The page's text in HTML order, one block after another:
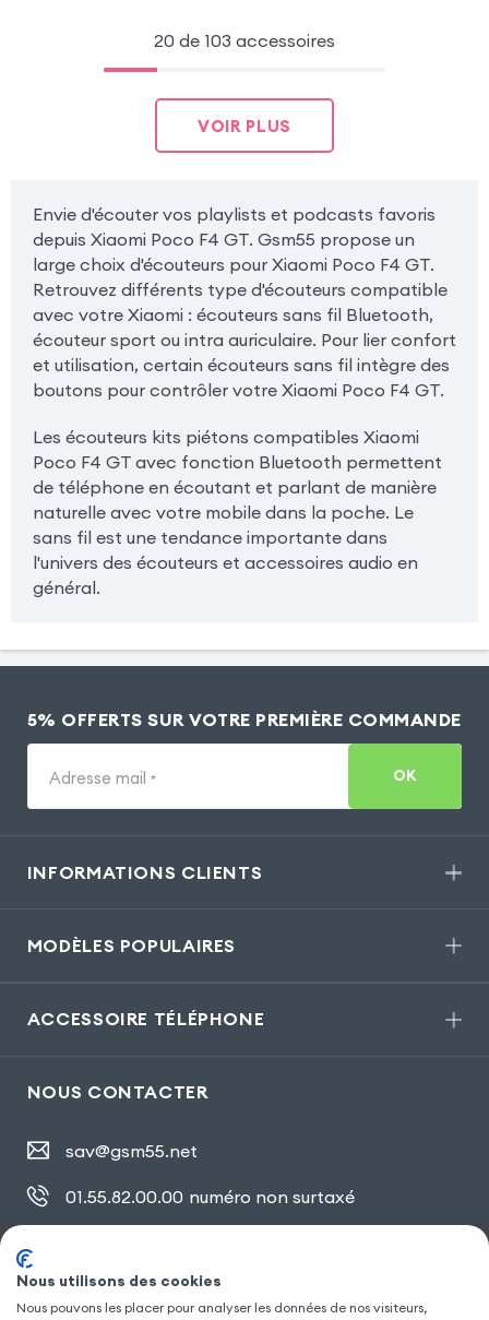
20 de 103 accessoires
VOIR PLUS
Envie d'écouter vos playlists et podcasts favoris
depuis Xiaomi Poco F4 GT. Gsm55 propose un
large choix d'écouteurs pour Xiaomi Poco F4 GT.
Retrouvez différents type d'écouteurs compatible
avec votre Xiaomi : écouteurs sans fil Bluetooth,
écouteur sport ou intra auriculaire. Pour lier confort
et utilisation, certain écouteurs sans fil intègre des
boutons pour contrôler votre Xiaomi Poco F4 GT.
Les écouteurs kits piétons compatibles Xiaomi
Poco F4 GT avec fonction Bluetooth permettent
de téléphone en écoutant et parlant de manière
naturelle avec votre mobile dans la poche. Le
sans fil est une tendance importante dans
l'univers des écouteurs et accessoires audio en
général.
5% OFFERTS SUR VOTRE PREMIÈRE COMMANDE
Adresse mail * OK
INFORMATIONS CLIENTS
MODÈLES POPULAIRES
ACCESSOIRE TÉLÉPHONE
NOUS CONTACTER
sav@gsm55.net
01.55.82.00.00 numéro non surtaxé
Nous utilisons des cookies
Nous pouvons les placer pour analyser les données de nos visiteurs,